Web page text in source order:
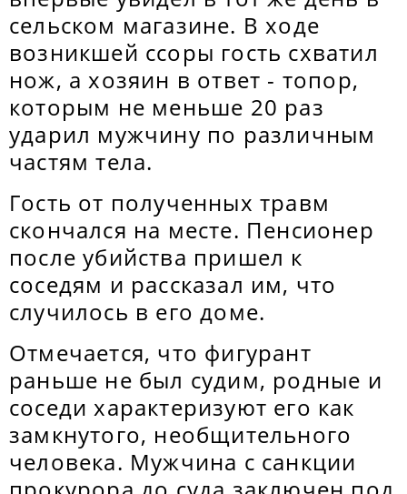
сельском магазине. В ходе
возникшей ссоры гость схватил
нож, а хозяин в ответ - топор,
которым не меньше 20 раз
ударил мужчину по различным
частям тела.
Гость от полученных травм
скончался на месте. Пенсионер
после убийства пришел к
соседям и рассказал им, что
случилось в его доме.
Отмечается, что фигурант
раньше не был судим, родные и
соседи характеризуют его как
замкнутого, необщительного
человека. Мужчина с санкции